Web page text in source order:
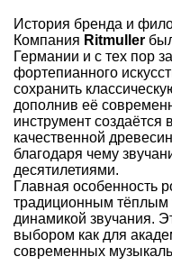
История бренда и
Компания Ritmuller
Германии и с тех пор
фортепианного
сохранить
дополнив её
инструмент создаётся
качественной
благодаря чему
десятилетиями.
Главная особенность
традиционным тёплым
динамикой звучания.
выбором как для
современных